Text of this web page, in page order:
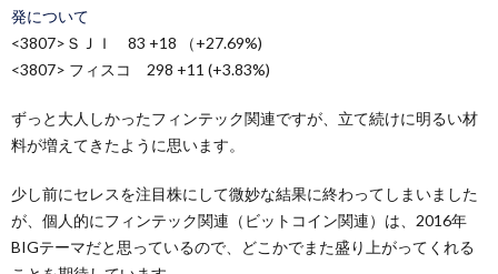
発について
<3807>ＳＪＩ 83 +18 （+27.69%)
<3807> フィスコ 298 +11 (+3.83%)
ずっと大人しかったフィンテック関連ですが、立て続けに明るい材
料が増えてきたように思います。
少し前にセレスを注目株にして微妙な結果に終わってしまいました
が、個人的にフィンテック関連（ビットコイン関連）は、2016年
BIGテーマだと思っているので、どこかでまた盛り上がってくれる